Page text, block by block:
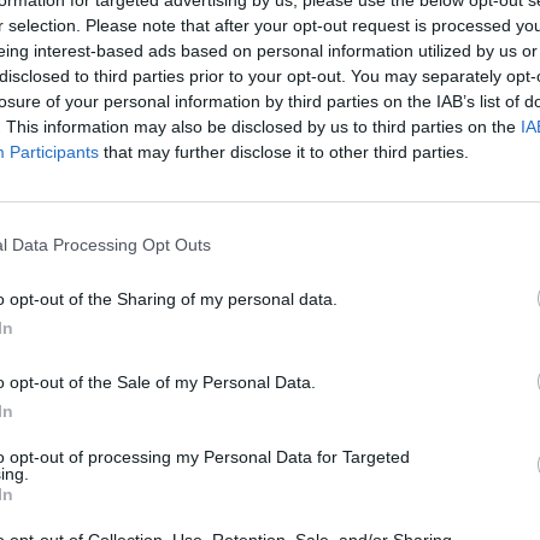
selection. Please note that after your opt-out request is processed
interest-based ads based on personal information utilized by us
to third parties prior to your opt-out. You may separately
of your personal information by third parties on the IAB’s list of
This information may also be disclosed by us to third parties on the
Participants that may further disclose it to other third parties.
Data Processing Opt Outs
opt-out of the Sharing of my personal data.
opt-out of the Sale of my Personal Data.
opt-out of processing my Personal Data for Targeted
benvoluto e amato da tutti. Amavi
Calende, una passione autentica che ti
anni al servizio della città come
ed assessore, con un impegno
c’era giorno in cui non ti si vedesse
città, assicurandoti che tutto fosse in
sempre disponibile ad ascoltare e
volta che ce ne fosse necessità.
solo un valido amministratore, ma
quella presenza rassicurante che sapeva
più difficili».
ha espresso il proprio dolore: «Il suo
e la sua umanità hanno lasciato un segno